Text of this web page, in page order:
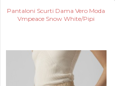
Pantaloni Scurti Dama Vero Moda
Vmpeace Snow White/Pipi